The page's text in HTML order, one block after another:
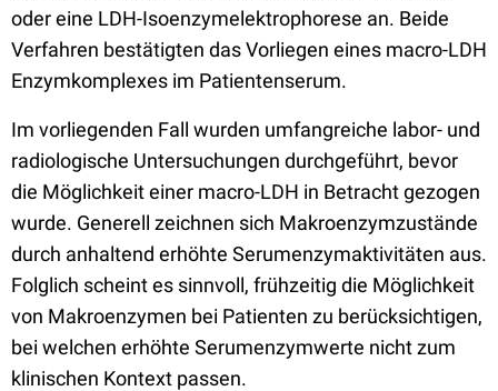
oder eine LDH-Isoenzymelektrophorese an. Beide
Verfahren bestätigten das Vorliegen eines macro-LDH
Enzymkomplexes im Patientenserum.
Im vorliegenden Fall wurden umfangreiche labor- und
radiologische Untersuchungen durchgeführt, bevor
die Möglichkeit einer macro-LDH in Betracht gezogen
wurde. Generell zeichnen sich Makroenzymzustände
durch anhaltend erhöhte Serumenzymaktivitäten aus.
Folglich scheint es sinnvoll, frühzeitig die Möglichkeit
von Makroenzymen bei Patienten zu berücksichtigen,
bei welchen erhöhte Serumenzymwerte nicht zum
klinischen Kontext passen.